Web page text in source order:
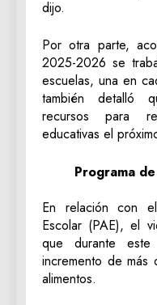
dijo.
Por otra parte,
2025-2026 se
escuelas, una en
también detalló
recursos para
educativas el
Programa
En relación con
Escolar (PAE), el
que durante
incremento de
alimentos.